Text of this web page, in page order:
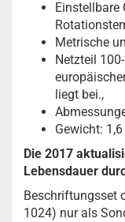
Einstellbare
Metrische
Netzteil
liegt bei.,
Gewicht: 1,6
Die 2017
Lebensdauer
Beschriftungsset
1024) nur als